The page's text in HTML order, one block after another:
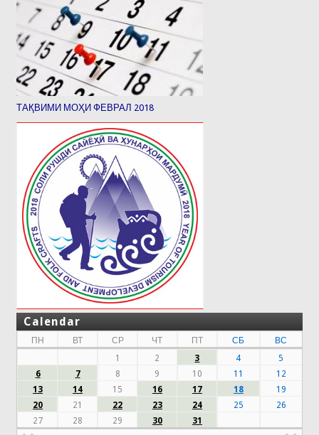
ТАҚВИМИ МОҲИ ФЕВРАЛ 2018
Calendar
ПН ВТ СР ЧТ ПТ СБ
ВС
1
2 3 4
5
6
7 8 9 10 11
12
13
14 15 16 17 18
19
20
21 22 23 24 25
26
27
28 29 30 31